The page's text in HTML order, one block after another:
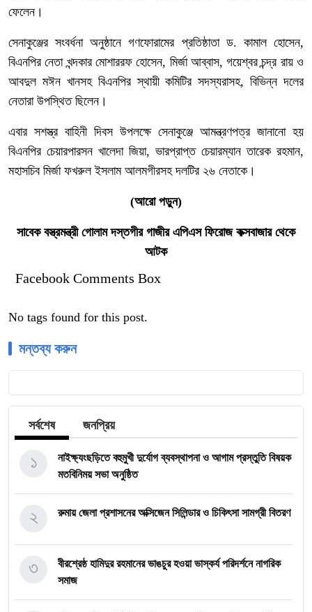
ফেলেন।
সেনাকুঞ্জের সংবর্ধনা অনুষ্ঠানে গণফোরামের প্রতিষ্ঠাতা ড. কামাল হোসেন,
বিএনপির নেতা খন্দকার মোশাররফ হোসেন, মির্জা আব্বাস, গয়েশ্বর চন্দ্র রায় ও
আবদুল মঈন খানসহ বিএনপির স্থায়ী কমিটির সদস্যরাসহ, বিভিন্ন দলের
নেতারা উপস্থিত ছিলেন।
এবার সশস্ত্র বাহিনী দিবস উপলক্ষে সেনাকুঞ্জে আমন্ত্রণপত্র জানানো হয়
বিএনপির চেয়ারপারসন খালেদা জিয়া, ভারপ্রাপ্ত চেয়ারম্যান তারেক রহমান,
মহাসচিব মির্জা ফখরুল ইসলাম আলমগীরসহ দলটির ২৬ নেতাকে।
(আরো পড়ুন)
সাবেক বস্ত্রমন্ত্রী গোলাম দস্তগীর গাজীর এপিএস ফিরোজ কক্সবাজার থেকে
আটক
Facebook Comments Box
No tags found for this post.
মন্তব্য করুন
সর্বশেষ জনপ্রিয়
নাইক্ষ্যংছড়িতে বহুমুখী দুর্যোগ ব্যবস্থাপনা ও আগাম প্রস্তুতি বিষয়ক
মতবিনিময় সভা অনুষ্ঠিত
১
রুমায় জেলা প্রশাসনের অক্সিজেন সিলিন্ডার ও চিকিৎসা সামগ্রী বিতরণ
২
বীরশ্রেষ্ঠ হামিদুর রহমানের ভাঙচুর হওয়া ভাস্কর্য পরিদর্শনে নাগরিক
সমাজ
৩